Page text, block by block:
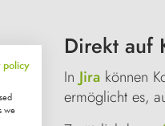
Direkt auf
In Jira können
ermöglicht es,
policy
we